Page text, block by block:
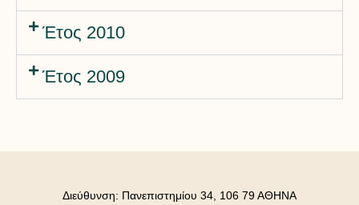
Έτος 2010
Έτος 2009
Διεύθυνση: Πανεπιστημίου 34, 106 79 ΑΘΗΝΑ